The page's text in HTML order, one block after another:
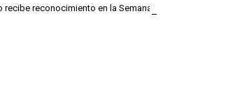
reconocimiento en la Semana Mundial de la Lactancia